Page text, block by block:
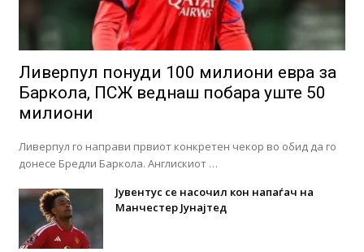
Ливерпул понуди 100 милиони евра за
Баркола, ПСЖ веднаш побара уште 50
милиони
Ливерпул го направи првиот конкретен чекор во обид да го
донесе Бредли Баркола. Англискиот …
Јувентус се насочил кон напаѓач на
Манчестер Јунајтед